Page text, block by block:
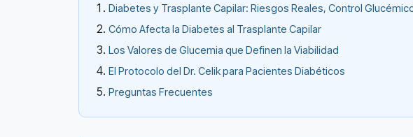
Diabetes y Trasplante Capilar: Riesgos Reales, Control
Cómo Afecta la Diabetes al Trasplante Capilar
Los Valores de Glucemia que Definen la Viabilidad
El Protocolo del Dr. Celik para Pacientes Diabéticos
Preguntas Frecuentes